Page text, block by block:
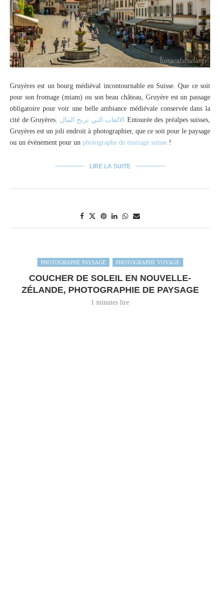
Gruyères est un bourg médiéval incontournable en Suisse. Que ce soit
pour son fromage (miam) ou son beau château, Gruyère est un passage
obligatoire pour voir une belle ambiance médiévale conservée dans la
cité de Gruyères. الالعاب التي تربح المال
Entourée des préalpes suisses,
Gruyères est un joli endroit à photographier, que ce soit pour le paysage
ou un évènement pour un photographe de mariage suisse !
LIRE LA SUITE
PHOTOGRAPHE PAYSAGE PHOTOGRAPHE VOYAGE
COUCHER DE SOLEIL EN NOUVELLE-
ZÉLANDE, PHOTOGRAPHIE DE PAYSAGE
1 minutes lire